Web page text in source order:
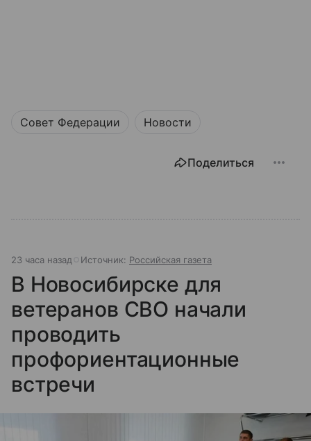
Совет Федерации Новости
Поделиться
23 часа назад Источник: Российская газета
В Новосибирске для
ветеранов СВО начали
проводить
профориентационные
встречи